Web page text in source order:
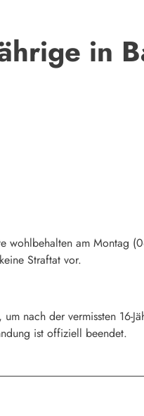
in
wohlbehalten am
Straftat vor.
nach der vermissten 16-
ist offiziell beendet.